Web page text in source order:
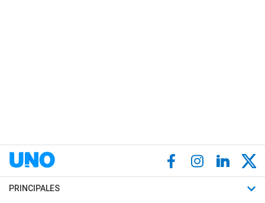
PRINCIPALES